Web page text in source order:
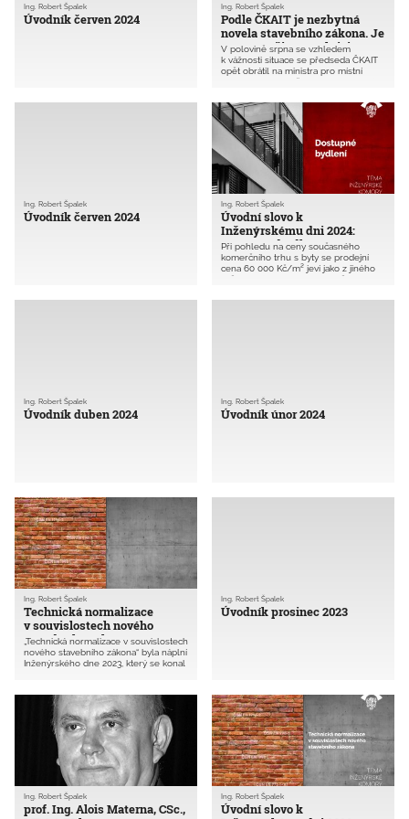
Úvodník červen 2024
Ing. Robert Špalek
Podle ČKAIT je nezbytná
novela stavebního zákona. Je
nutné zrušit retroaktivitu
některých jeho částí
Ing. Robert Špalek
V polovině srpna se vzhledem
k vážnosti situace se předseda ČKAIT
opět obrátil na ministra pro místní
rozvoj Ivana Bartoše. Upozornil ho, že
může mít i velmi negativní dopad na
výkonnost celého českého
stavebnictví. ČKAIT požaduje novelu
nového stavebního zákona a navrhuje
zásadní úpravu pravidel pro
přechodné období tak, aby se
zamezilo retroaktivnímu působení
některých jeho částí.
Úvodník červen 2024
Ing. Robert Špalek
Úvodní slovo k
Inženýrskému dni 2024:
Dostupné bydlení
Ing. Robert Špalek
Při pohledu na ceny současného
komerčního trhu s byty se prodejní
cena 60 000 Kč/m² jeví jako z jiného
světa. A přesto lze i dnes v těchto
domy i s přiměřeným ziskem všech
Úvodník duben 2024
Ing. Robert Špalek
Úvodník únor 2024
Ing. Robert Špalek
Technická normalizace
v souvislostech nového
stavebního zákona
Ing. Robert Špalek
„Technická normalizace v souvislostech
nového stavebního zákona“ byla náplní
Inženýrského dne 2023, který se konal
jsme zpracovali toto téma do
samostatné publikace a do samostatné
digitální přílohy Z+i ČKAIT 1/2024, která
je přístupná nejen pro všechny
autorizované osoby.
Úvodník prosinec 2023
Ing. Robert Špalek
prof. Ing. Alois Materna, CSc.,
Ing. Robert Špalek
Úvodní slovo k
Ing. Robert Špalek